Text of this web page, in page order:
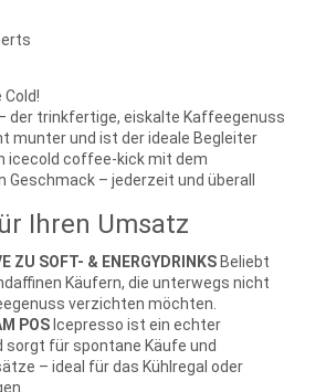
Cold!
der trinkfertige, eiskalte Kaffeegenuss
munter und ist der ideale Begleiter
icecold coffee-kick mit dem
Geschmack – jederzeit und überall
Ihren Umsatz
ZU SOFT- & ENERGYDRINKS Beliebt
Käufern, die unterwegs nicht
verzichten möchten.
POS Icepresso ist ein echter
sorgt für spontane Käufe und
– ideal für das Kühlregal oder